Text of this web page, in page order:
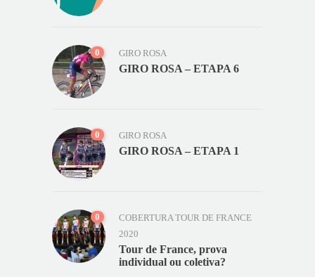
0 GIRO ROSA
GIRO ROSA – ETAPA 6
0 GIRO ROSA
GIRO ROSA – ETAPA 1
0
COBERTURA TOUR DE FRANCE
2020
Tour de France, prova
individual ou coletiva?